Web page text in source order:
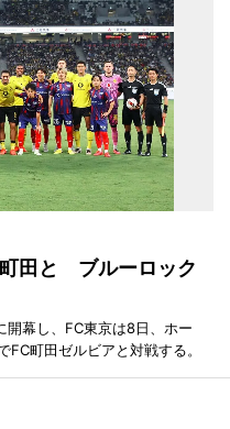
田と ブルーロック
幕し、FC東京は8日、ホー
町田ゼルビアと対戦する。